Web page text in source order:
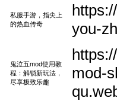
私服手游，指尖上
的热血传奇
you-
鬼泣五mod使用教
程：解锁新玩法，
尽享极致乐趣
mod-